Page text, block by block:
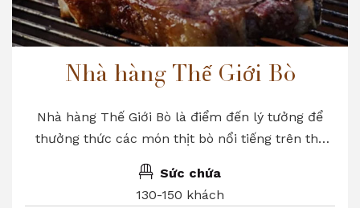
Nhà hàng Thế Giới Bò
Nhà hàng Thế Giới Bò là điểm đến lý tưởng để
thưởng thức các món thịt bò nổi tiếng trên thế
giới như bò Wayu, bò Argentina, bò Úc… với thực
đơn đặc biệt hấp dẫn.
Sức chứa
130-150 khách